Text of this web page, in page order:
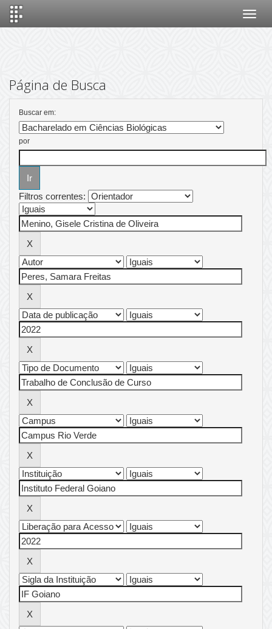
Página de Busca
Buscar em:
por
Filtros correntes: